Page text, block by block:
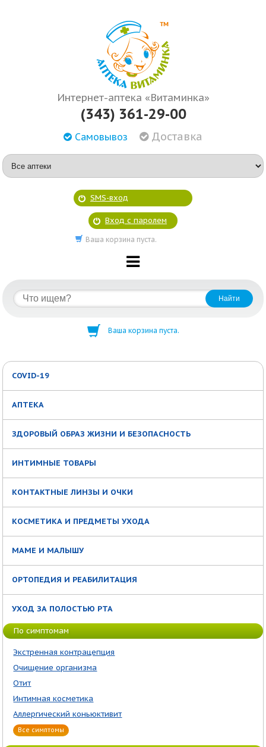
Интернет-аптека «Витаминка»
(343) 361-29-00
Самовывоз Доставка
SMS-вход
Вход с паролем
Ваша корзина пуста.
Ваша корзина пуста.
COVID-19
АПТЕКА
ЗДОРОВЫЙ ОБРАЗ ЖИЗНИ И БЕЗОПАСНОСТЬ
ИНТИМНЫЕ ТОВАРЫ
КОНТАКТНЫЕ ЛИНЗЫ И ОЧКИ
КОСМЕТИКА И ПРЕДМЕТЫ УХОДА
МАМЕ И МАЛЫШУ
ОРТОПЕДИЯ И РЕАБИЛИТАЦИЯ
УХОД ЗА ПОЛОСТЬЮ РТА
По симптомам
Экстренная контрацепция
Очищение организма
Отит
Интимная косметика
Аллергический коньюктивит
Все симптомы